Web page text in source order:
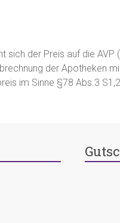
der Preis auf die
der Apotheken
im Sinne §78 Abs.3